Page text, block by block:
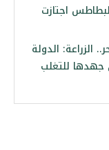
اجتازت
الزراعة: الدولة
للتغلب